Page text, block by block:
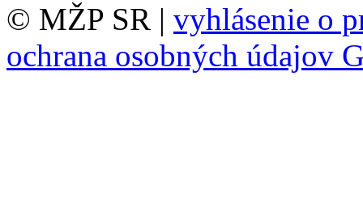
© MŽP SR | vyhlásenie o
ochrana osobných údajov